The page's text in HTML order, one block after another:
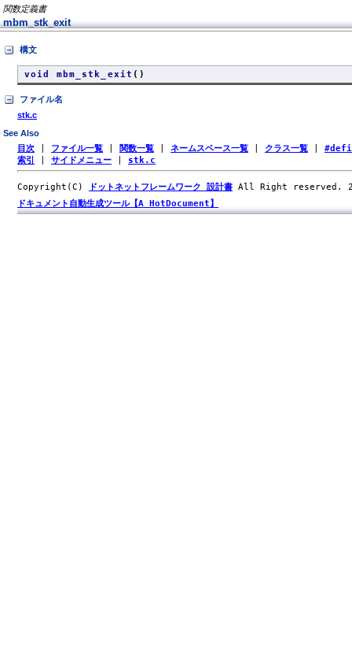
関数定義書
mbm_stk_exit
構文
void mbm_stk_exit ()
ファイル名
stk.c
See Also
目次 ファイル一覧 関数一覧 ネームスペース一覧 クラス一覧
索引
サイドメニュー stk.c
Copyright(C) ドットネットフレームワーク 設計書 All Right reserved.
ドキュメント自動生成ツール【A HotDocument】